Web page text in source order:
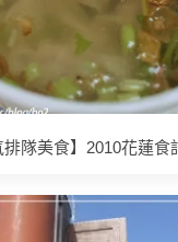
隊美食】2010花蓮食